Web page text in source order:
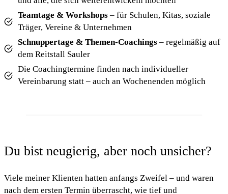
Teamtage & Workshops – für Schulen, Kitas, soziale
Träger, Vereine & Unternehmen
Schnuppertage & Themen-Coachings – regelmäßig auf
dem Reitstall Sauler
Die Coachingtermine finden nach individueller
Vereinbarung statt – auch an Wochenenden möglich
Du bist neugierig, aber noch unsicher?
Viele meiner Klienten hatten anfangs Zweifel – und waren
nach dem ersten Termin überrascht, wie tief und